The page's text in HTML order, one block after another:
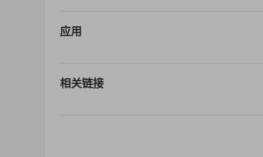
应用
相关链接